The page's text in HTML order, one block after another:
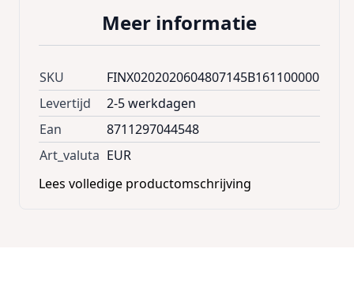
Meer informatie
SKU
FINX0202020604807145B161100000
Levertijd
2-5 werkdagen
Ean
8711297044548
Art_valuta EUR
Lees volledige productomschrijving